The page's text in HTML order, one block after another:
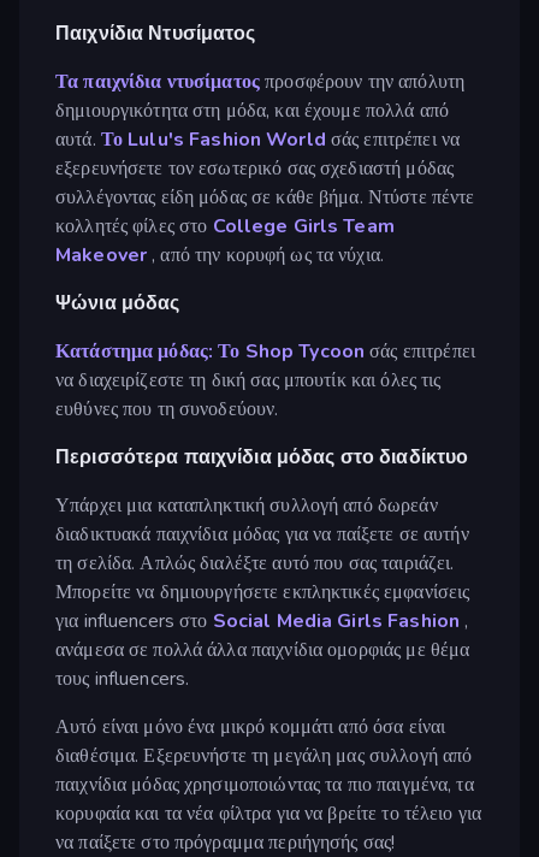
Παιχνίδια Ντυσίματος
Τα παιχνίδια ντυσίματοςπροσφέρουν την απόλυτη
δημιουργικότητα στη μόδα, και έχουμε πολλά από
αυτά. Το Lulu's Fashion World σάς επιτρέπει να
εξερευνήσετε τον εσωτερικό σας σχεδιαστή μόδας
συλλέγοντας είδη μόδας σε κάθε βήμα. Ντύστε πέντε
κολλητές φίλες στο College Girls Team
Makeover , από την κορυφή ως τα νύχια.
Ψώνια μόδας
Κατάστημα μόδας: Το Shop Tycoon σάς επιτρέπει
να διαχειρίζεστε τη δική σας μπουτίκ και όλες τις
ευθύνες που τη συνοδεύουν.
Περισσότερα παιχνίδια μόδας στο διαδίκτυο
Υπάρχει μια καταπληκτική συλλογή από δωρεάν
διαδικτυακά παιχνίδια μόδας για να παίξετε σε αυτήν
τη σελίδα. Απλώς διαλέξτε αυτό που σας ταιριάζει.
Μπορείτε να δημιουργήσετε εκπληκτικές εμφανίσεις
για influencers στο Social Media Girls Fashion ,
ανάμεσα σε πολλά άλλα παιχνίδια ομορφιάς με θέμα
τους influencers.
Αυτό είναι μόνο ένα μικρό κομμάτι από όσα είναι
διαθέσιμα. Εξερευνήστε τη μεγάλη μας συλλογή από
παιχνίδια μόδας χρησιμοποιώντας τα πιο παιγμένα, τα
κορυφαία και τα νέα φίλτρα για να βρείτε το τέλειο για
να παίξετε στο πρόγραμμα περιήγησής σας!